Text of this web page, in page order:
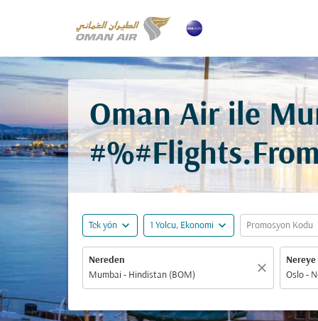
Oman Air ile
Tek yön expand_more 1 Yolcu, Ekonomi expand_more Promosyon Kodu
Nereden
close
Nereye